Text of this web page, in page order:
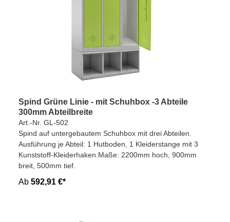
Spind Grüne Linie - mit Schuhbox -3 Abteile
300mm Abteilbreite
Art.-Nr. GL-502
Spind auf untergebautem Schuhbox mit drei Abteilen.
Ausführung je Abteil: 1 Hutboden, 1 Kleiderstange mit 3
Kunststoff-Kleiderhaken.Maße: 2200mm hoch, 900mm
breit, 500mm tief.
Ab 592,91 €*